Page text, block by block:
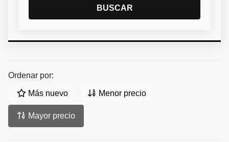
BUSCAR
Ordenar por:
Más nuevo Menor precio
Mayor precio